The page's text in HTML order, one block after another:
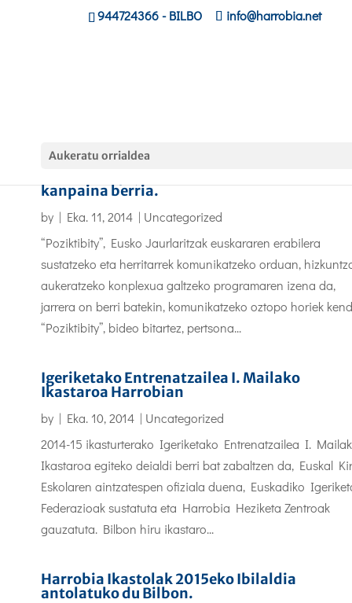
944724366- BILBO info@harrobia.net
Aukeratu orrialdea
kanpaina berria.
by | Eka. 11, 2014 | Uncategorized
“Poziktibity”, Eusko Jaurlaritzak euskararen erabilera
sustatzeko eta herritarrek komunikatzeko orduan,
aukeratzeko konplexua galtzeko programaren izena da,
jarrera on berri batekin, komunikatzeko oztopo horiek
“Poziktibity”, bideo bitartez, pertsona...
Igeriketako Entrenatzailea I. Mailako
Ikastaroa Harrobian
by | Eka. 10, 2014 | Uncategorized
2014-15 ikasturterako Igeriketako Entrenatzailea I.
Ikastaroa egiteko deialdi berri bat zabaltzen da, Euskal
Eskolaren aintzatespen ofiziala duena, Euskadiko
Federazioak sustatuta eta Harrobia Heziketa Zentroak
gauzatuta. Bilbon hiru ikastaro...
Harrobia Ikastolak 2015eko Ibilaldia
antolatuko du Bilbon.